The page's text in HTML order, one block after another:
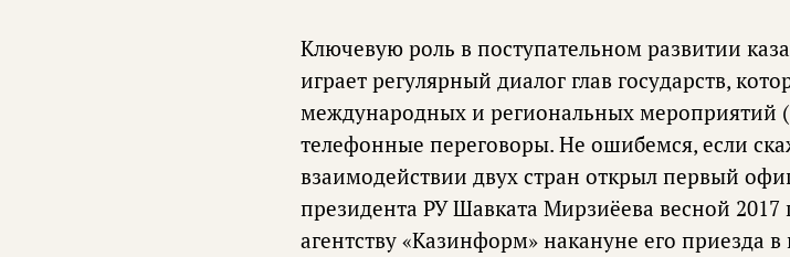
Ключевую роль в поступательном развитии
играет регулярный диалог глав государств,
международных и региональных
телефонные переговоры. Не ошибемся, если
взаимодействии двух стран открыл первый
президента РУ Шавката Мирзиёева весной
агентству «Казинформ» накануне его приезда